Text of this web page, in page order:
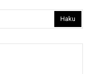
Haku